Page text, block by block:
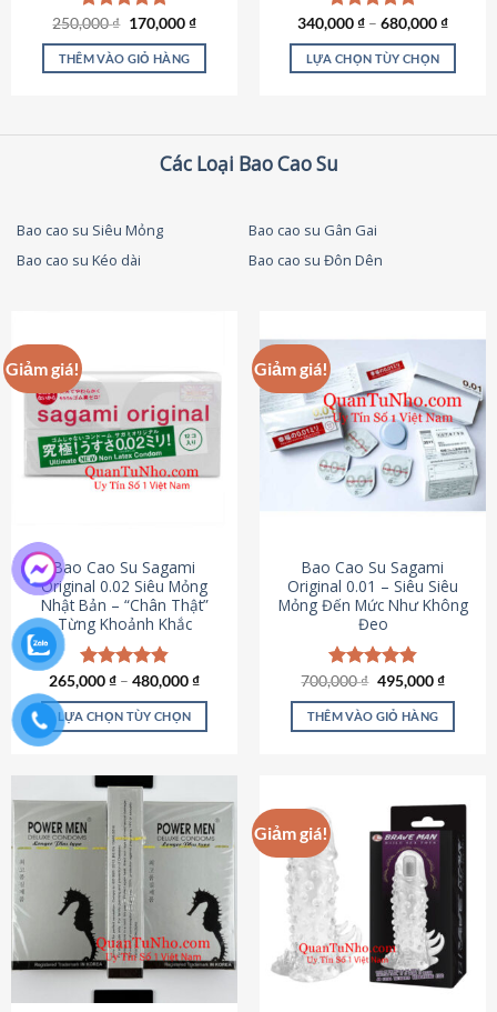
sản
phẩm
Được xếp
hạng5.00
5 sao
250,000₫ Giá
là:
250,000 ₫.
170,000₫Giá
tại
THÊM VÀO GIỎ HÀNG
Được xếp
hạng4.79
5 sao
340,000₫ – 680,000₫
LỰA CHỌN TÙY CHỌN
thể.
tùy
thể
được
chọn
trên
trang
sản
phẩm
Các Loại Bao Cao Su
Bao cao su Siêu Mỏng
Bao cao su Gân Gai
Bao cao su Kéo dài
Bao cao su Đôn Dên
Giảm giá!
Bao Cao Su Sagami
Original 0.02 Siêu Mỏng
Nhật Bản – “Chân Thật”
Từng Khoảnh Khắc
Được xếp
hạng4.87
5 sao
265,000₫ – 480,000₫
LỰA CHỌN TÙY CHỌN
này
có
nhiều
biến
thể.
Các
tùy
chọn
có
Giảm giá!
Bao Cao Su Sagami
Original 0.01 – Siêu Siêu
Mỏng Đến Mức Như Không
Đeo
Được xếp
hạng4.83
5 sao
700,000₫ Giá
là:
700,000 ₫.
495,000₫Giá
tại
THÊM VÀO GIỎ HÀNG
Giảm giá!